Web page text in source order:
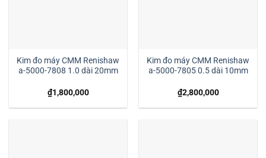
Kim đo máy CMM Renishaw
a-5000-7808 1.0 dài 20mm
₫1,800,000
Kim đo máy CMM Renishaw
a-5000-7805 0.5 dài 10mm
₫2,800,000